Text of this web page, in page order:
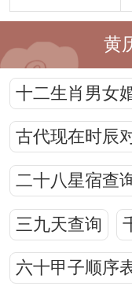
黄
十二生肖男女
古代现在时辰
二十八星宿查
三九天查询
六十甲子顺序